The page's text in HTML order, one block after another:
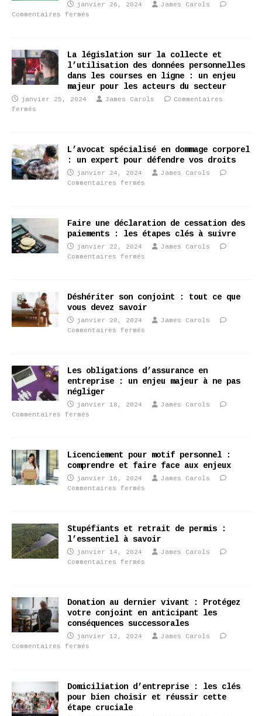
janvier 26, 2024
James Carols
Commentaires fermés
La législation sur la collecte et
l’utilisation des données personnelles
dans les courses en ligne : un enjeu
majeur pour les acteurs du secteur
janvier 25, 2024 James Carols
Commentaires
fermés
L’avocat spécialisé en dommage corporel
: un expert pour défendre vos droits
janvier 24, 2024
James Carols
Commentaires fermés
Faire une déclaration de cessation des
paiements : les étapes clés à suivre
janvier 22, 2024
James Carols
Commentaires fermés
Déshériter son conjoint : tout ce que
vous devez savoir
janvier 20, 2024
James Carols
Commentaires fermés
Les obligations d’assurance en
entreprise : un enjeu majeur à ne pas
négliger
janvier 18, 2024
James Carols
Commentaires fermés
Licenciement pour motif personnel :
comprendre et faire face aux enjeux
janvier 16, 2024
James Carols
Commentaires fermés
Stupéfiants et retrait de permis :
l’essentiel à savoir
janvier 14, 2024
James Carols
Commentaires fermés
Donation au dernier vivant : Protégez
votre conjoint en anticipant les
conséquences successorales
janvier 12, 2024
James Carols
Commentaires fermés
Domiciliation d’entreprise : les clés
pour bien choisir et réussir cette
étape cruciale